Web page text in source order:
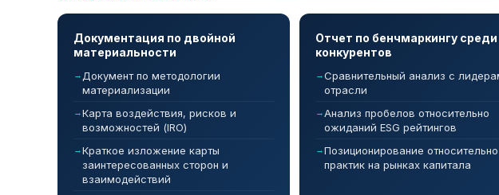
Документация по двойной
материальности
Документ по методологии
материализации
Карта воздействия, рисков и
возможностей (IRO)
Краткое изложение карты
заинтересованных сторон и
взаимодействий
Отчет по бенчмаркингу среди
конкурентов
Сравнительный анализ с
отрасли
Анализ пробелов относительно
ожиданий ESG рейтингов
Позиционирование относительно
практик на рынках капитала